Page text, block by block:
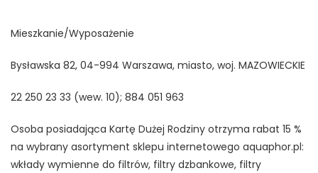
Mieszkanie/Wyposażenie
Bysławska 82, 04-994 Warszawa, miasto, woj. MAZOWIECKIE
22 250 23 33 (wew. 10); 884 051 963
Osoba posiadająca Kartę Dużej Rodziny otrzyma rabat 15 %
na wybrany asortyment sklepu internetowego aquaphor.pl:
wkłady wymienne do filtrów, filtry dzbankowe, filtry